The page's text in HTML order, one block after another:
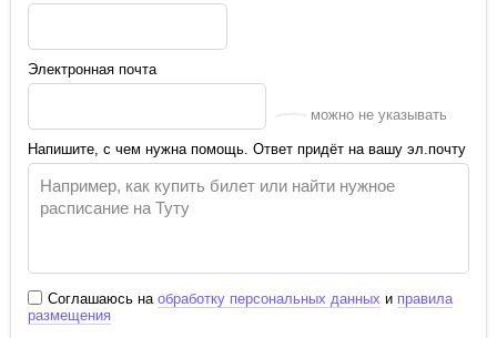
Электронная почта
можно не указывать
Напишите, с чем нужна помощь. Ответ придёт на вашу эл.почту
Соглашаюсь на обработку персональных данных и правила
размещения